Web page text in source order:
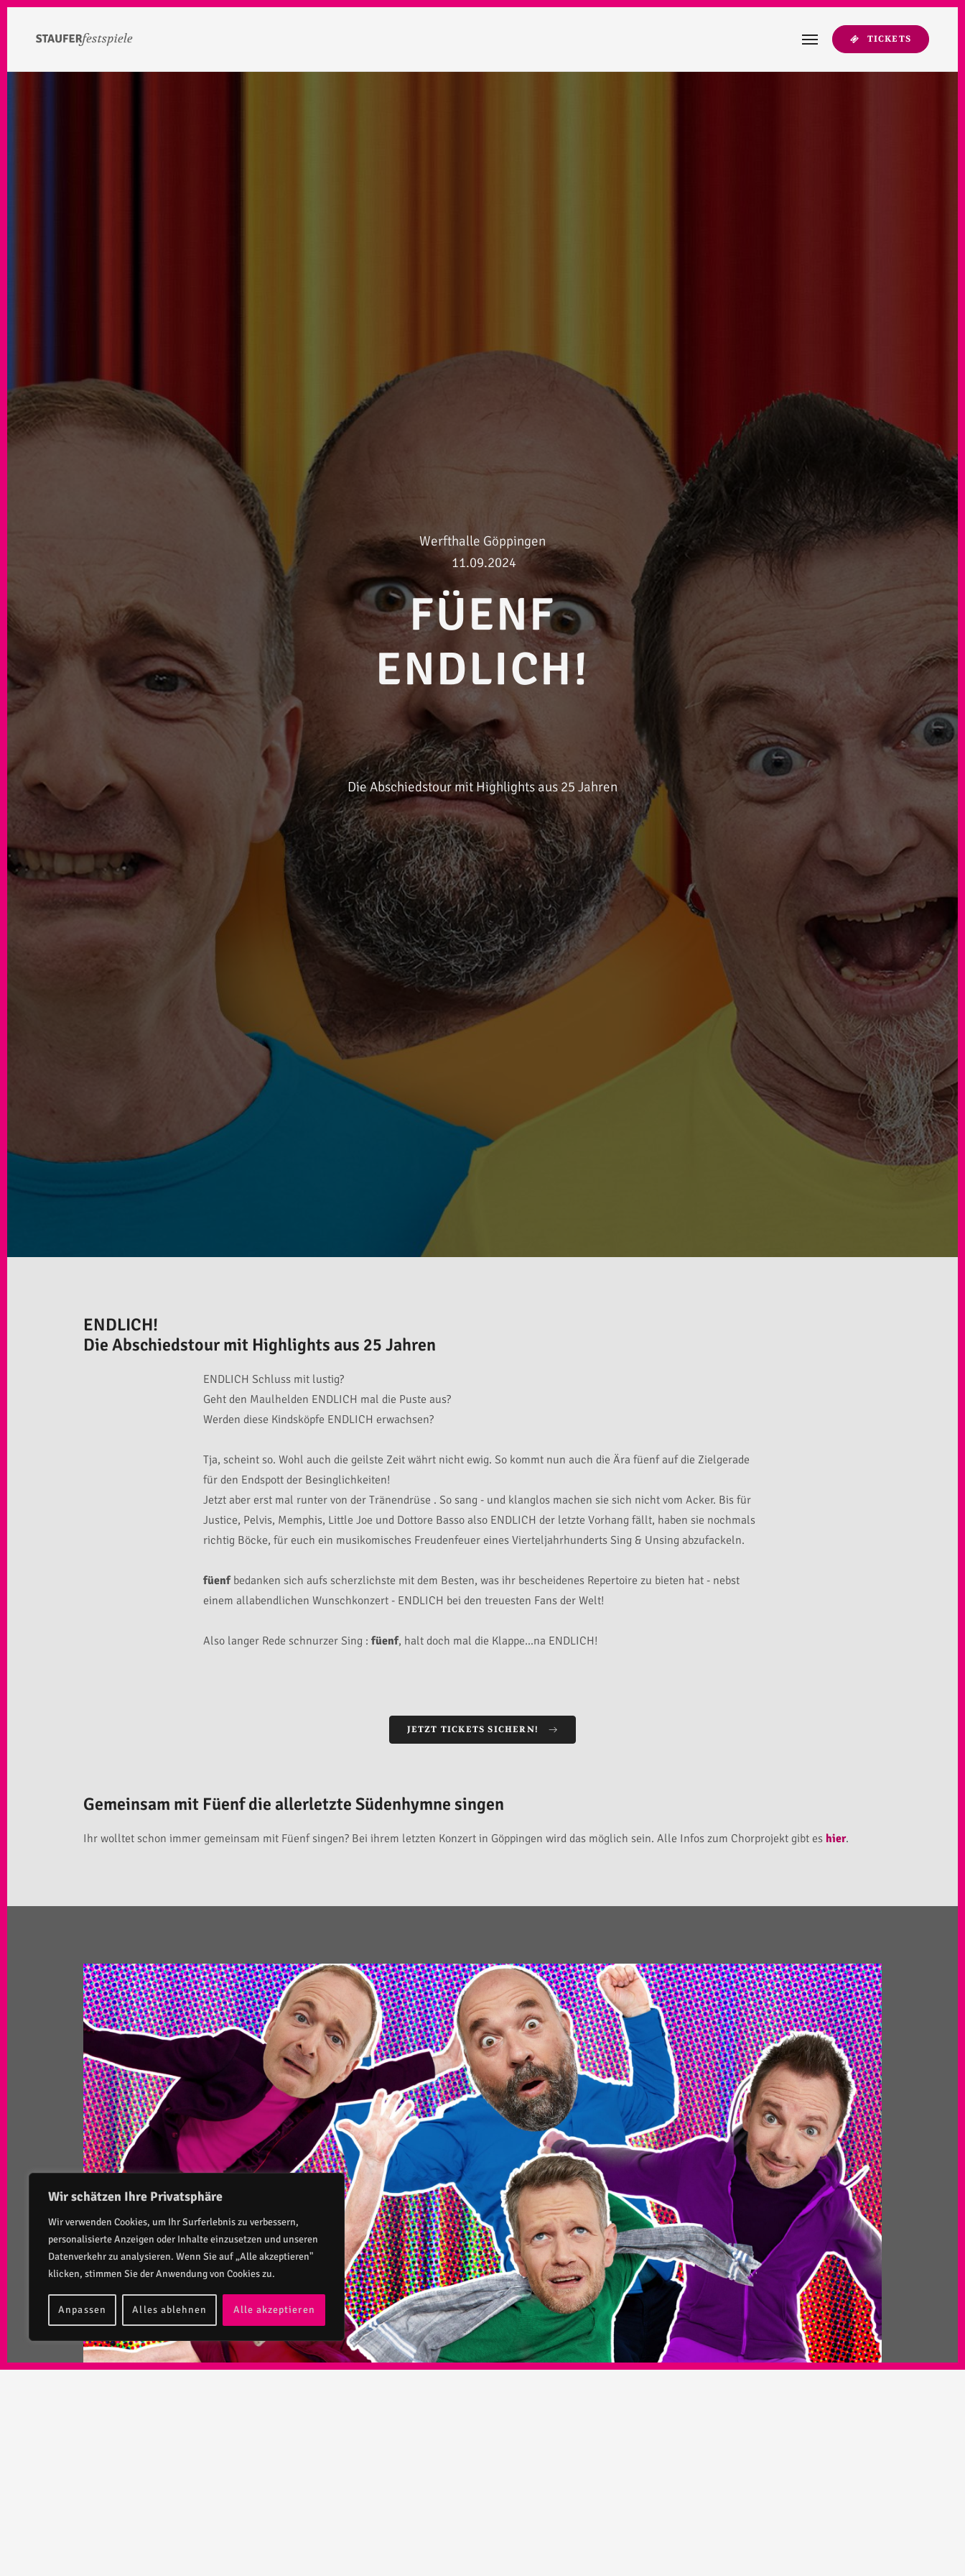
Wir schätzen Ihre Privatsphäre
Wir verwenden Cookies, um Ihr Surferlebnis zu verbessern,
personalisierte Anzeigen oder Inhalte einzusetzen und unseren
Datenverkehr zu analysieren. Wenn Sie auf „Alle akzeptieren"
klicken, stimmen Sie der Anwendung von Cookies zu.
Anpassen Alles ablehnen Alle akzeptieren
TICKETS
Werfthalle Göppingen
11.09.2024
FÜENF
ENDLICH!
Die Abschiedstour mit Highlights aus 25 Jahren
ENDLICH!
Die Abschiedstour mit Highlights aus 25 Jahren
ENDLICH Schluss mit lustig?
Geht den Maulhelden ENDLICH mal die Puste aus?
Werden diese Kindsköpfe ENDLICH erwachsen?
Tja, scheint so. Wohl auch die geilste Zeit währt nicht ewig. So kommt nun auch die Ära füenf auf die Zielgerade
für den Endspott der Besinglichkeiten!
Jetzt aber erst mal runter von der Tränendrüse . So sang - und klanglos machen sie sich nicht vom Acker. Bis für
Justice, Pelvis, Memphis, Little Joe und Dottore Basso also ENDLICH der letzte Vorhang fällt, haben sie nochmals
richtig Böcke, für euch ein musikomisches Freudenfeuer eines Vierteljahrhunderts Sing & Unsing abzufackeln.
füenfbedanken sich aufs scherzlichste mit dem Besten, was ihr bescheidenes Repertoire zu bieten hat - nebst
einem allabendlichen Wunschkonzert - ENDLICH bei den treuesten Fans der Welt!
Also langer Rede schnurzer Sing : füenf, halt doch mal die Klappe...na ENDLICH!
JETZT TICKETS SICHERN!
Gemeinsam mit Füenf die allerletzte Südenhymne singen
Ihr wolltet schon immer gemeinsam mit Füenf singen? Bei ihrem letzten Konzert in Göppingen wird das möglich sein. Alle Infos zum Chorprojekt gibt es hier.